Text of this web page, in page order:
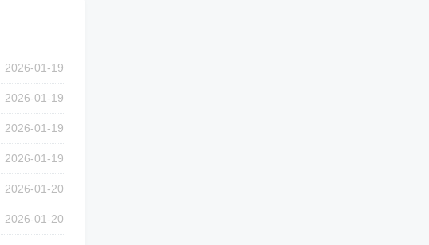
2026-01-19
2026-01-19
2026-01-19
2026-01-19
2026-01-20
2026-01-20